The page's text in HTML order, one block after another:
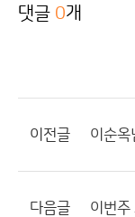
댓글 0개
이전글
다음글